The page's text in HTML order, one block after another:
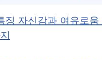
징 자신감과 여유로움